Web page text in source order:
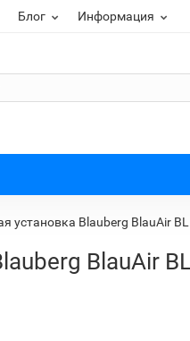
Блог Информация
установка Blauberg BlauAir BL
BlauAir